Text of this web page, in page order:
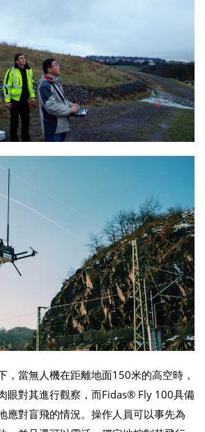
，當無人機在距離地面150米的高空時，
眼對其進行觀察，而Fidas® Fly 100具備
應對盲飛的情況。操作人員可以事先為